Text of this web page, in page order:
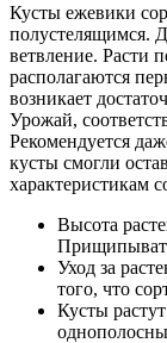
Кусты ежевики
полустелящимся.
ветвление. Расти
располагаются
возникает
Урожай,
Рекомендуется
кусты смогли
характеристикам
Высота
Уход за
того, что
Кусты